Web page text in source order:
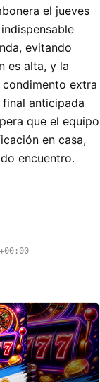
el jueves
evitando
es alta, y la
extra
anticipada
que el equipo
en casa,
encuentro.